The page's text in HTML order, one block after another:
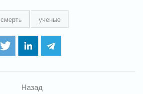
смерть ученые
Назад